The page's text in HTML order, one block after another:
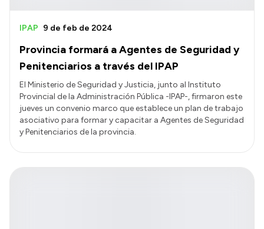
Provincia formará a Agentes de Seguridad y
Penitenciarios a través del IPAP
IPAP 9 de feb de 2024
El Ministerio de Seguridad y Justicia, junto al Instituto
Provincial de la Administración Pública -IPAP-, firmaron este
jueves un convenio marco que establece un plan de trabajo
asociativo para formar y capacitar a Agentes de Seguridad
y Penitenciarios de la provincia.